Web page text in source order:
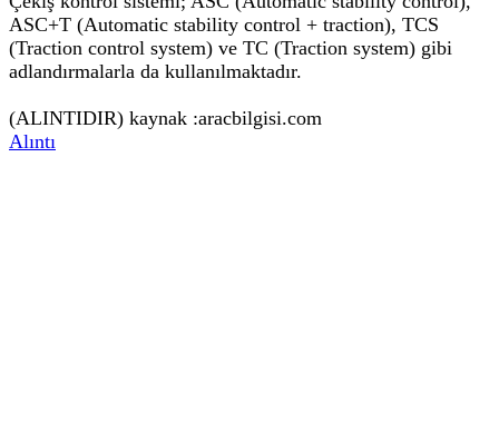
ASC+T (Automatic stability control + traction), TCS
(Traction control system) ve TC (Traction system) gibi
adlandırmalarla da kullanılmaktadır.
(ALINTIDIR) kaynak :aracbilgisi.com
Alıntı